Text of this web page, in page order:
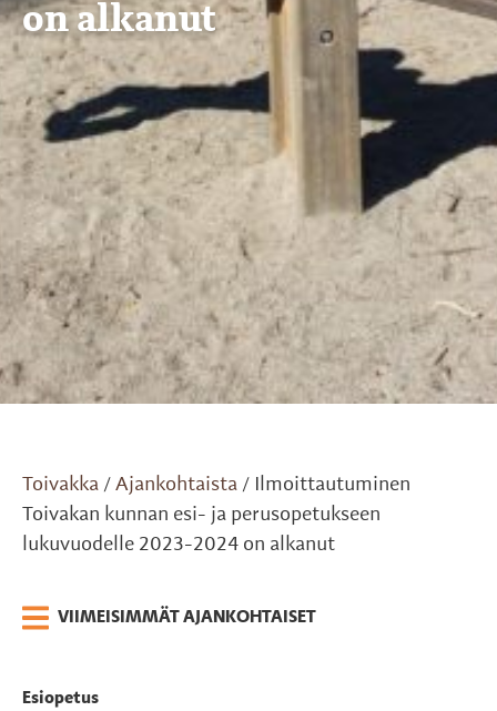
on alkanut
Toivakka / Ajankohtaista /
Ilmoittautuminen
Toivakan kunnan esi- ja perusopetukseen
lukuvuodelle 2023-2024 on alkanut
VIIMEISIMMÄT AJANKOHTAISET
Esiopetus